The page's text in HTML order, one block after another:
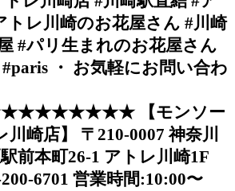
トレ川崎のお花屋さん #川崎
#パリ生まれのお花屋さん
#paris ・ お気軽にお問い合わ
【モンソー
崎店】 〒210-0007 神奈川
前本町26-1 アトレ川崎1F
6701 営業時間:10:00〜